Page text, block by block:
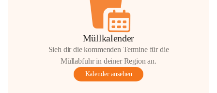
Müllkalender
Sieh dir die kommenden Termine für die
Müllabfuhr in deiner Region an.
Kalender ansehen